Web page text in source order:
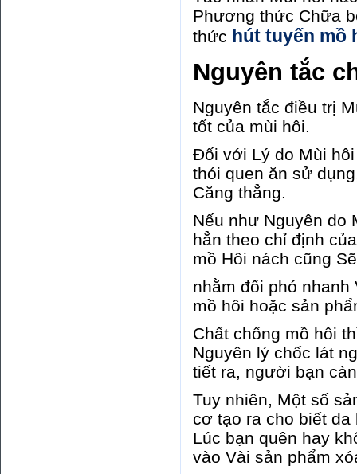
Phương thức Chữa
thức hút tuyến mồ
Nguyên tắc
Nguyên tắc điều trị
tốt của mùi hôi.
Đối với Lý do Mùi
thói quen ăn sử
Căng thẳng.
Nếu như Nguyên do
hẳn theo chỉ định
mồ Hôi nách cũng
nhằm đối phó
mồ hôi hoặc sản
Chất chống mồ hôi
Nguyên lý chốc lát
tiết ra, người bạn
Tuy nhiên, Một số
cơ tạo ra cho biết
Lúc bạn quên hay
vào Vài sản phẩm